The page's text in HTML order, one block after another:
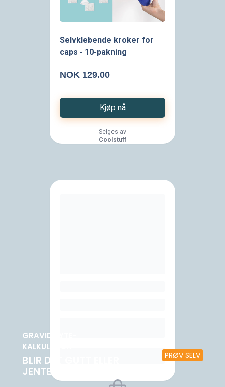
GRAVIDMYTE-
KALKULATOR
BLIR DET GUTT ELLER
JENTE?
PRØV SELV
Selvklebende kroker for
caps - 10-pakning
NOK 129.00
Kjøp nå
Selges av
Coolstuff